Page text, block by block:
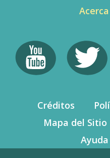
Créditos
Mapa del Sitio